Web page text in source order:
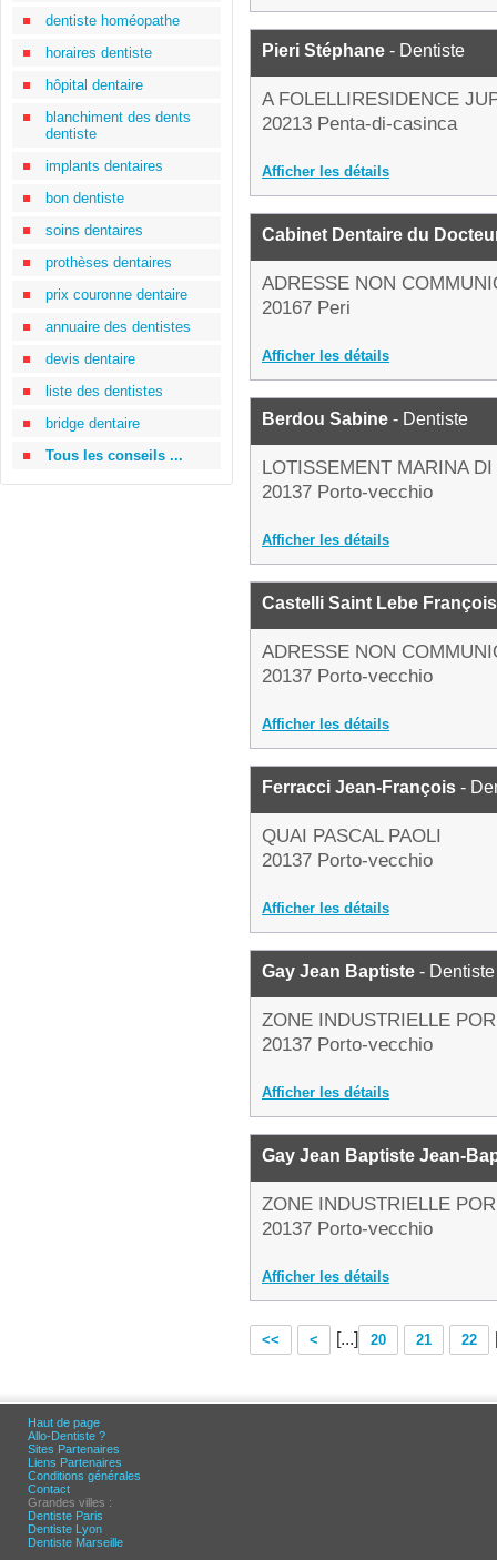
dentiste homéopathe
horaires dentiste
hôpital dentaire
blanchiment des dents
dentiste
implants dentaires
bon dentiste
soins dentaires
prothèses dentaires
prix couronne dentaire
annuaire des dentistes
devis dentaire
liste des dentistes
bridge dentaire
Tous les conseils ...
Pieri Stéphane - Dentiste
A FOLELLIRESIDENCE
20213 Penta-di-casinca
Afficher les détails
Cabinet Dentaire du
ADRESSE NON
20167 Peri
Afficher les détails
Berdou Sabine - Dentiste
LOTISSEMENT MARINA
20137 Porto-vecchio
Afficher les détails
Castelli Saint Lebe
ADRESSE NON
20137 Porto-vecchio
Afficher les détails
Ferracci Jean-François -
QUAI PASCAL PAOLI
20137 Porto-vecchio
Afficher les détails
Gay Jean Baptiste - Dentiste
ZONE INDUSTRIELLE
20137 Porto-vecchio
Afficher les détails
Gay Jean Baptiste Jean-
ZONE INDUSTRIELLE
20137 Porto-vecchio
Afficher les détails
<< < [...] 20 21 22
Haut de page
Allo-Dentiste ?
Sites Partenaires
Liens Partenaires
Conditions générales
Contact
Grandes villes :
Dentiste Paris
Dentiste Lyon
Dentiste Marseille